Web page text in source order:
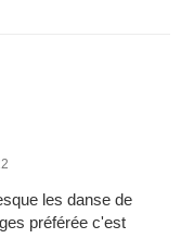
les danse de
préférée c'est